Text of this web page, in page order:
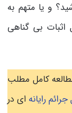
و یا متهم به
بی گناهی
کامل مطلب
رایانه ای در